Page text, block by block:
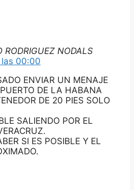
RODRIGUEZ NODALS
las 00:00
ENVIAR UN MENAJE
DE LA HABANA
DE 20 PIES SOLO
SALIENDO POR EL
SI ES POSIBLE Y EL